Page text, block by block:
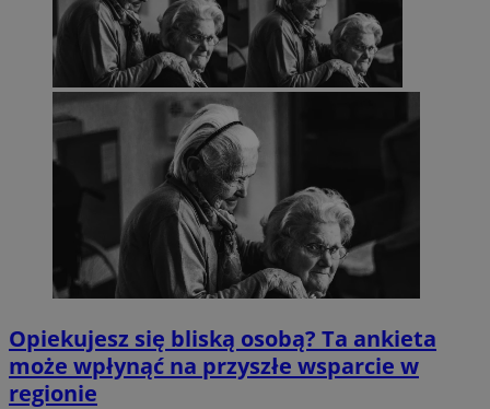
Opiekujesz się bliską osobą? Ta ankieta
może wpłynąć na przyszłe wsparcie w
regionie